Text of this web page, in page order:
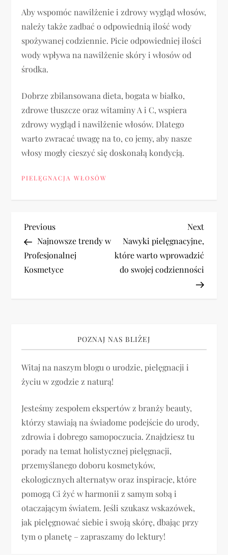
Aby wspomóc nawilżenie i zdrowy wygląd włosów,
należy także zadbać o odpowiednią ilość wody
spożywanej codziennie. Picie odpowiedniej ilości
wody wpływa na nawilżenie skóry i włosów od
środka.
Dobrze zbilansowana dieta, bogata w białko,
zdrowe tłuszcze oraz witaminy A i C, wspiera
zdrowy wygląd i nawilżenie włosów. Dlatego
warto zwracać uwagę na to, co jemy, aby nasze
włosy mogły cieszyć się doskonałą kondycją.
PIELĘGNACJA WŁOSÓW
N
a
w
a
c
a
w
p
i
s
u
Previous
Post
Previous
Najnowsze trendy w
Profesjonalnej
Kosmetyce
Next
Next
Nawyki pielęgnacyjne,
które warto wprowadzić
do swojej codzienności
POZNAJ NAS BLIŻEJ
Witaj na naszym blogu o urodzie, pielęgnacji i
życiu w zgodzie z naturą!
Jesteśmy zespołem ekspertów z branży beauty,
którzy stawiają na świadome podejście do urody,
zdrowia i dobrego samopoczucia. Znajdziesz tu
porady na temat holistycznej pielęgnacji,
przemyślanego doboru kosmetyków,
ekologicznych alternatyw oraz inspiracje, które
pomogą Ci żyć w harmonii z samym sobą i
otaczającym światem. Jeśli szukasz wskazówek,
jak pielęgnować siebie i swoją skórę, dbając przy
tym o planetę – zapraszamy do lektury!